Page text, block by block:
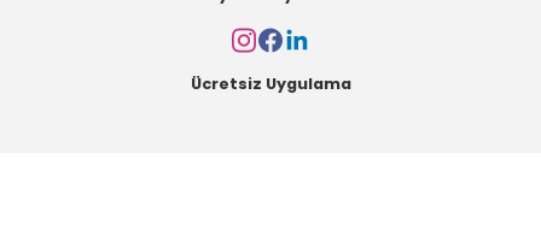
Ücretsiz Uygulama